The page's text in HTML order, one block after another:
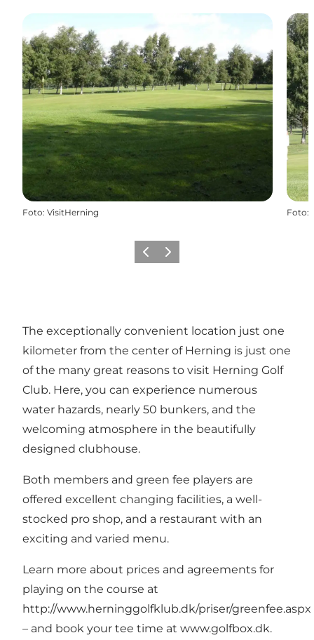
Foto: VisitHerning Foto:
Vorige Volgende
The exceptionally convenient location just one
kilometer from the center of Herning is just one
of the many great reasons to visit Herning Golf
Club. Here, you can experience numerous
water hazards, nearly 50 bunkers, and the
welcoming atmosphere in the beautifully
designed clubhouse.
Both members and green fee players are
offered excellent changing facilities, a well-
stocked pro shop, and a restaurant with an
exciting and varied menu.
Learn more about prices and agreements for
playing on the course at
http://www.herninggolfklub.dk/priser/greenfee.aspx
– and book your tee time at www.golfbox.dk.